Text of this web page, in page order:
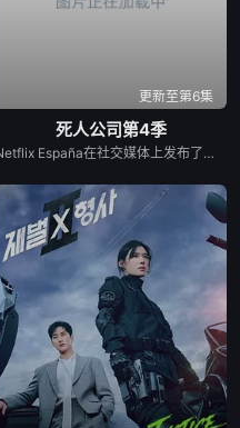
更新至第6集
死人公司第4季
Netflix España在社交媒体上发布了一张由Laura Caballero和演员Carlos Arces Torregrosers主演的“Muertos S.L.”化妆套装中的照片，我们有好消息要告诉你们。劳拉和阿尔贝托·卡瓦列罗仍然很甜蜜，他们证实将有第四季的《死亡S.L.》，这是西班牙喜剧流派中最伟大的小说之一，在Movistar Plus+的标志下的前两季之后，于今年夏天登陆Netflix。导演本人与该系列的伟大演员兼主角卡洛斯·阿雷塞斯一起主演了这一宣布，证实托雷格罗萨殡仪馆的员工将有更多的冒险经历。